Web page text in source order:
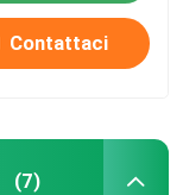
Contattaci
(7)